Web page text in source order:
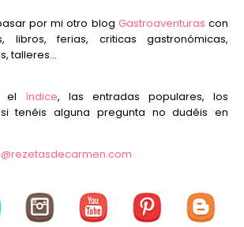
por mi otro blog Gastroaventuras con
libros, ferias, criticas gastronómicas,
talleres...
el índice, las entradas populares, los
tenéis alguna pregunta no dudéis en